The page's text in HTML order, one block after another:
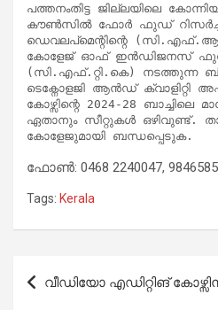
പത്തനംതിട്ട ജില്ലയിലെ
കൗൺസിൽ ഫോർ ഫുഡ്
ഡെവലപ്മെന്റിന്റെ
കോളേജ് ഓഫ് ഇൻഡിജനസ് ഫുഡ്
(സി.എഫ്.റ്റി.കെ) നടത്തുന്ന
ടെക്നോളജി ആൻഡ് ക്വാളിറ്റി
കോഴ്സിന്റെ 2024-28 ബാച്ചിലെ മാനേജ്‌മെന്റ്‌
ഏതാനും സീറ്റുകൾ ഒഴിവുണ്ട്.
കോളേജുമായി ബന്ധപ്പെടുക.
ഫോൺ: 0468 2240047,
Tags: Kerala
Post
navigation
വീഡിയോ എഡിറ്റിങ്